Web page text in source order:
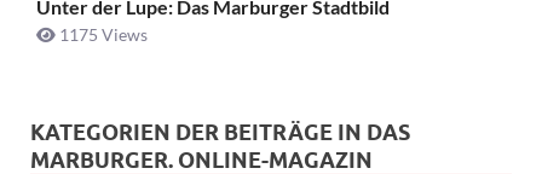
Unter der Lupe: Das Marburger Stadtbild
1175 Views
KATEGORIEN DER BEITRÄGE IN DAS
MARBURGER. ONLINE-MAGAZIN